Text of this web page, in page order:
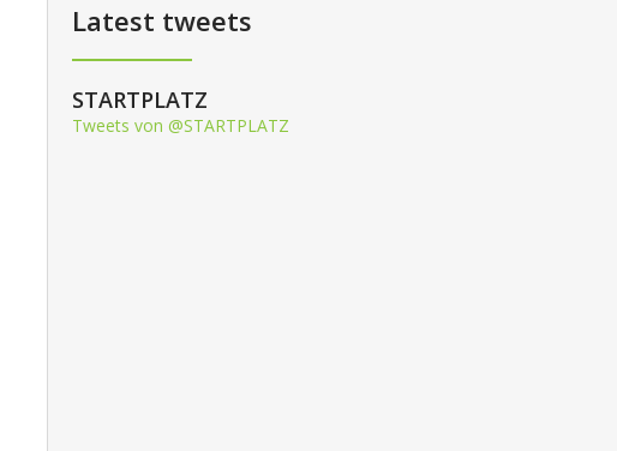
Latest tweets
STARTPLATZ
Tweets von @STARTPLATZ